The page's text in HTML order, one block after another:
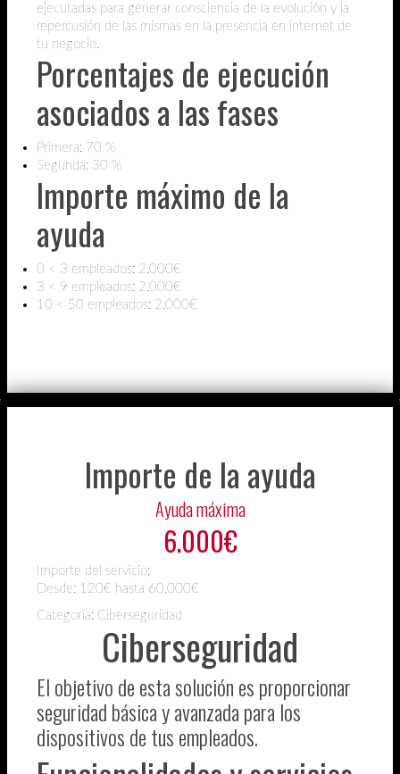
ejecutadas para generar consciencia de la evolución y la
repercusión de las mismas en la presencia en internet de
tu negocio.
Porcentajes de ejecución
asociados a las fases
Primera: 70 %
Segunda: 30 %
Importe máximo de la
ayuda
0 < 3 empleados: 2.000€
3 < 9 empleados: 2.000€
10 < 50 empleados: 2.000€
Importe de la ayuda
Ayuda máxima
6.000€
Importe del servicio:
Desde: 120€ hasta 60.000€
Categoría: Ciberseguridad
Ciberseguridad
El objetivo de esta solución es proporcionar
seguridad básica y avanzada para los
dispositivos de tus empleados.